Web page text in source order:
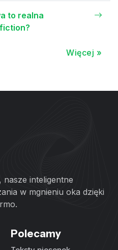
to realna
Więcej »
nasze inteligentne
w mgnieniu oka dzięki
Polecamy